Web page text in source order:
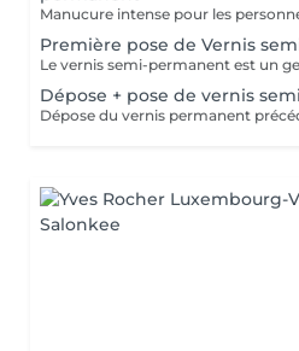
Première pose de Vernis
Dépose + pose de vernis